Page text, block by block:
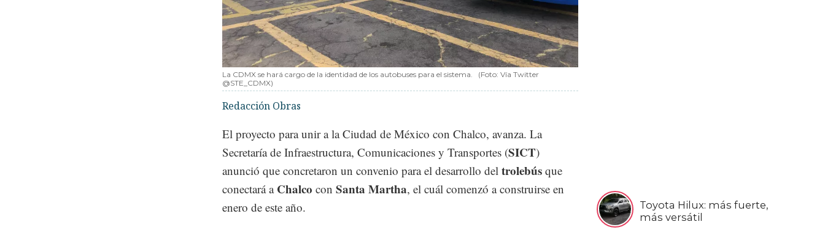
Toyota Hilux: más fuerte,
más versátil
La CDMX se hará cargo de la identidad de los autobuses para el sistema.
(Foto: Vía Twitter
@STE_CDMX)
Redacción Obras
El proyecto para unir a la Ciudad de México con Chalco, avanza. La
Secretaría de Infraestructura, Comunicaciones y Transportes (SICT)
anunció que concretaron un convenio para el desarrollo del trolebús que
conectará a Chalco con Santa Martha, el cuál comenzó a construirse en
enero de este año.